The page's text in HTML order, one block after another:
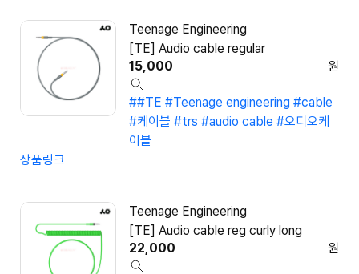
Teenage Engineering
[TE] Audio cable regular
15,000
원
##TE #Teenage engineering #cable
#케이블 #trs #audio cable #오디오케
이블
상품링크
Teenage Engineering
[TE] Audio cable reg curly long
22,000
원